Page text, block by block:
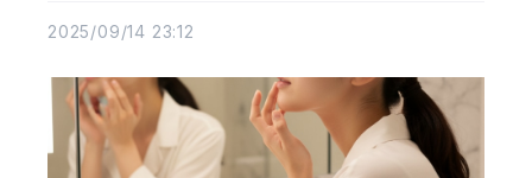
2025/09/14 23:12